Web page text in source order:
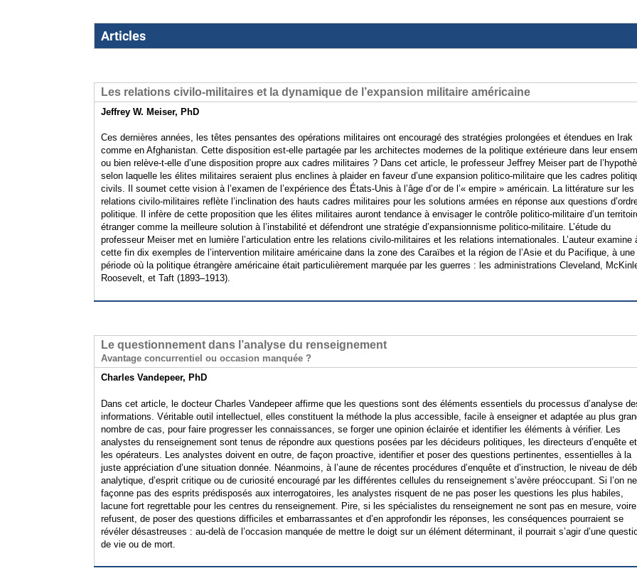
Articles
Les relations civilo-militaires et la dynamique de l’expansion militaire américaine
Jeffrey W. Meiser, PhD
Ces dernières années, les têtes pensantes des opérations militaires ont encouragé des stratégies prolongées et étendues en Irak
comme en Afghanistan. Cette disposition est-elle partagée par les architectes modernes de la politique extérieure dans leur
ou bien relève-t-elle d’une disposition propre aux cadres militaires ? Dans cet article, le professeur Jeffrey Meiser part de
selon laquelle les élites militaires seraient plus enclines à plaider en faveur d’une expansion politico-militaire que les cadres
civils. Il soumet cette vision à l’examen de l’expérience des États-Unis à l’âge d’or de l’« empire » américain. La littérature sur les
relations civilo-militaires reflète l’inclination des hauts cadres militaires pour les solutions armées en réponse aux questions
politique. Il infère de cette proposition que les élites militaires auront tendance à envisager le contrôle politico-militaire d’un
étranger comme la meilleure solution à l’instabilité et défendront une stratégie d’expansionnisme politico-militaire. L’étude du
professeur Meiser met en lumière l’articulation entre les relations civilo-militaires et les relations internationales. L’auteur examine
cette fin dix exemples de l’intervention militaire américaine dans la zone des Caraïbes et la région de l’Asie et du Pacifique, à une
période où la politique étrangère américaine était particulièrement marquée par les guerres : les administrations Cleveland,
Roosevelt, et Taft (1893–1913).
Le questionnement dans l’analyse du renseignement
Avantage concurrentiel ou occasion manquée ?
Charles Vandepeer, PhD
Dans cet article, le docteur Charles Vandepeer affirme que les questions sont des éléments essentiels du processus d’analyse
informations. Véritable outil intellectuel, elles constituent la méthode la plus accessible, facile à enseigner et adaptée au plus
nombre de cas, pour faire progresser les connaissances, se forger une opinion éclairée et identifier les éléments à vérifier. Les
analystes du renseignement sont tenus de répondre aux questions posées par les décideurs politiques, les directeurs d’enquête et
les opérateurs. Les analystes doivent en outre, de façon proactive, identifier et poser des questions pertinentes, essentielles à la
juste appréciation d’une situation donnée. Néanmoins, à l’aune de récentes procédures d’enquête et d’instruction, le niveau de
analytique, d’esprit critique ou de curiosité encouragé par les différentes cellules du renseignement s’avère préoccupant. Si l’on ne
façonne pas des esprits prédisposés aux interrogatoires, les analystes risquent de ne pas poser les questions les plus habiles,
lacune fort regrettable pour les centres du renseignement. Pire, si les spécialistes du renseignement ne sont pas en mesure, voire
refusent, de poser des questions difficiles et embarrassantes et d’en approfondir les réponses, les conséquences pourraient se
révéler désastreuses : au-delà de l’occasion manquée de mettre le doigt sur un élément déterminant, il pourrait s’agir d’une
de vie ou de mort.